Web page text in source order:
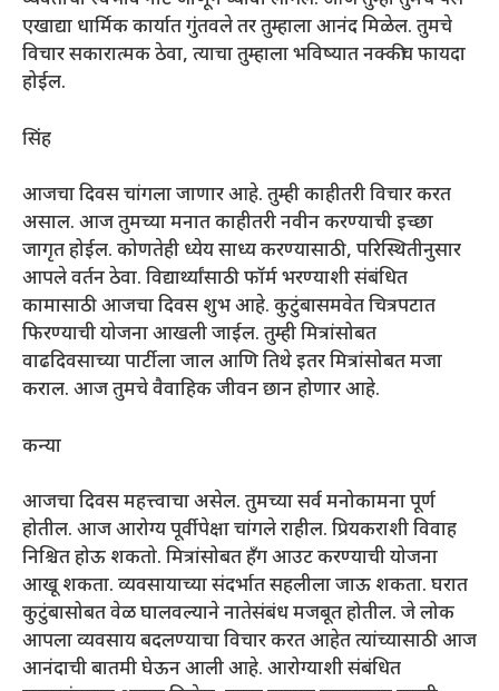
एखाद्या धार्मिक कार्यात गुंतवले तर तुम्हाला आनंद मिळेल. तुमचे
विचार सकारात्मक ठेवा, त्याचा तुम्हाला भविष्यात नक्कीच फायदा
होईल.
सिंह
आजचा दिवस चांगला जाणार आहे. तुम्ही काहीतरी विचार करत
असाल. आज तुमच्या मनात काहीतरी नवीन करण्याची इच्छा
जागृत होईल. कोणतेही ध्येय साध्य करण्यासाठी, परिस्थितीनुसार
आपले वर्तन ठेवा. विद्यार्थ्यांसाठी फॉर्म भरण्याशी संबंधित
कामासाठी आजचा दिवस शुभ आहे. कुटुंबासमवेत चित्रपटात
फिरण्याची योजना आखली जाईल. तुम्ही मित्रांसोबत
वाढदिवसाच्या पार्टीला जाल आणि तिथे इतर मित्रांसोबत मजा
कराल. आज तुमचे वैवाहिक जीवन छान होणार आहे.
कन्या
आजचा दिवस महत्त्वाचा असेल. तुमच्या सर्व मनोकामना पूर्ण
होतील. आज आरोग्य पूर्वीपेक्षा चांगले राहील. प्रियकराशी विवाह
निश्चित होऊ शकतो. मित्रांसोबत हँग आउट करण्याची योजना
आखू शकता. व्यवसायाच्या संदर्भात सहलीला जाऊ शकता. घरात
कुटुंबासोबत वेळ घालवल्याने नातेसंबंध मजबूत होतील. जे लोक
आपला व्यवसाय बदलण्याचा विचार करत आहेत त्यांच्यासाठी आज
आनंदाची बातमी घेऊन आली आहे. आरोग्याशी संबंधित